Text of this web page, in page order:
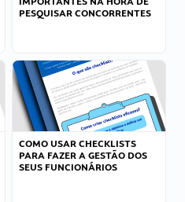
PESQUISAR CONCORRENTES
COMO USAR CHECKLISTS
PARA FAZER A GESTÃO DOS
SEUS FUNCIONÁRIOS